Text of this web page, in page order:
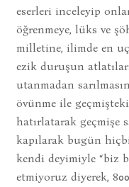
eserleri inceleyip
öğrenmeye, lüks ve
milletine, ilimde en
ezik duruşun
utanmadan
övünme ile
hatırlatarak geçmişe
kapılarak bugün
kendi deyimiyle “biz
etmiyoruz diyerek,